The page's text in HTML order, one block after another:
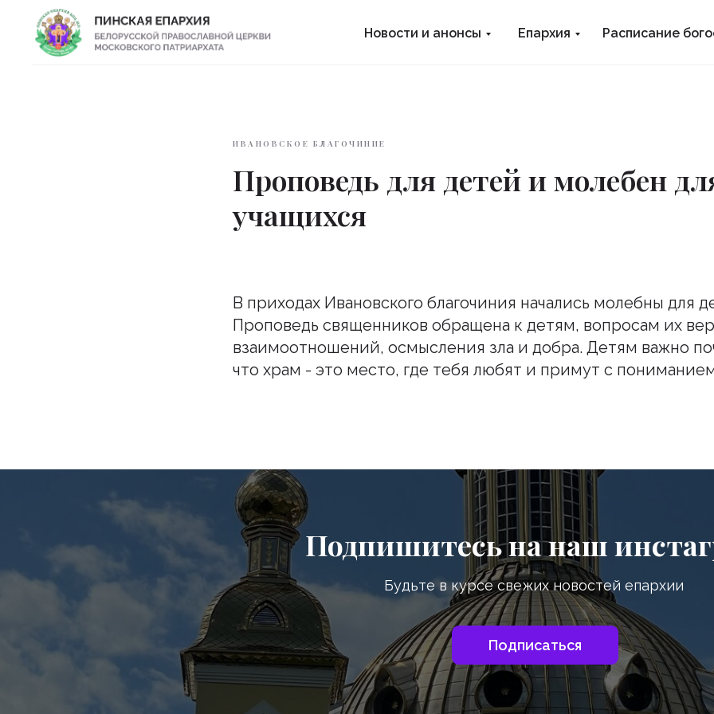
Новости и анонсы Епархия Расписание
ИВАНОВСКОЕ БЛАГОЧИНИЕ
Проповедь для детей и молебен
учащихся
В приходах Ивановского благочиния начались молебны для
Проповедь священников обращена к детям, вопросам их
взаимоотношений, осмысления зла и добра. Детям важно
что храм - это место, где тебя любят и примут с
Подпишитесь на наш инстаграм
Будьте в курсе свежих новостей епархии
Подписаться